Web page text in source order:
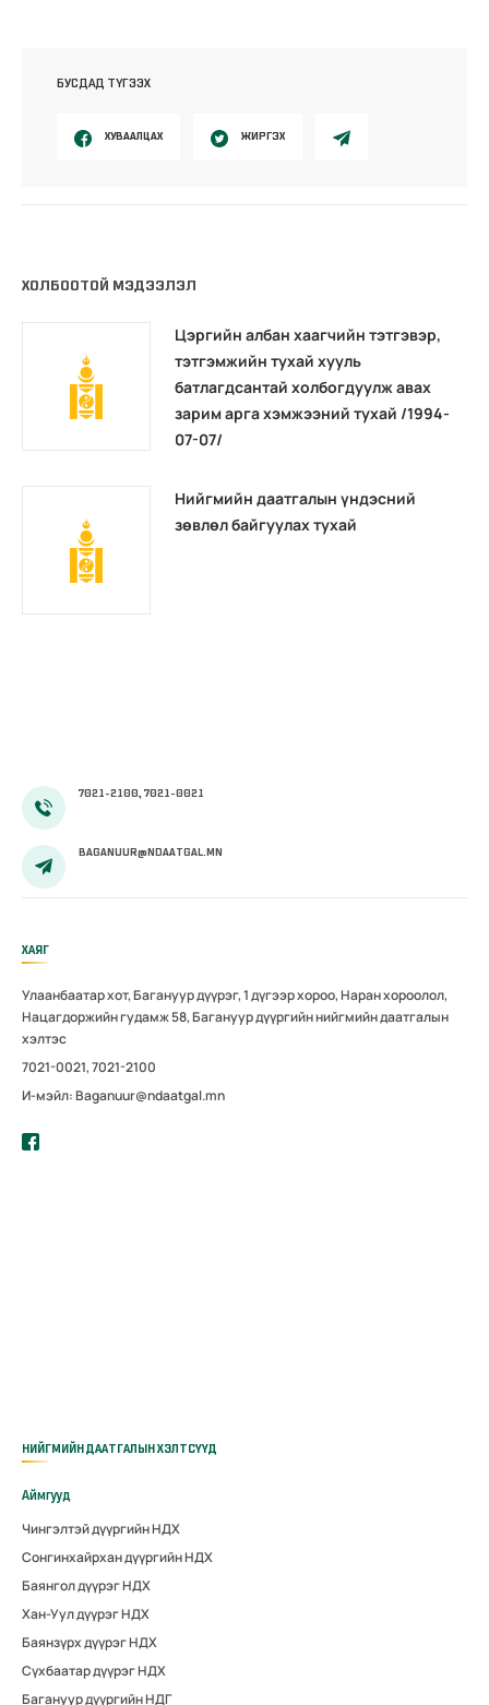
БУСДАД ТҮГЭЭХ
ХУВААЛЦАХ ЖИРГЭХ
ХОЛБООТОЙ МЭДЭЭЛЭЛ
Цэргийн албан хаагчийн тэтгэвэр,
тэтгэмжийн тухай хууль
батлагдсантай холбогдуулж авах
зарим арга хэмжээний тухай /1994-
07-07/
Нийгмийн даатгалын үндэсний
зөвлөл байгуулах тухай
7021-2100, 7021-0021
BAGANUUR@NDAATGAL.MN
ХАЯГ
Улаанбаатар хот, Багануур дүүрэг, 1 дүгээр хороо, Наран хороолол,
Нацагдоржийн гудамж 58, Багануур дүүргийн нийгмийн даатгалын
хэлтэс
7021-0021, 7021-2100
И-мэйл: Baganuur@ndaatgal.mn
НИЙГМИЙН ДААТГАЛЫН ХЭЛТСҮҮД
Аймгууд
Чингэлтэй дүүргийн НДХ
Сонгинхайрхан дүүргийн НДХ
Баянгол дүүрэг НДХ
Хан-Уул дүүрэг НДХ
Баянзүрх дүүрэг НДХ
Сүхбаатар дүүрэг НДХ
Багануур дүүргийн НДГ